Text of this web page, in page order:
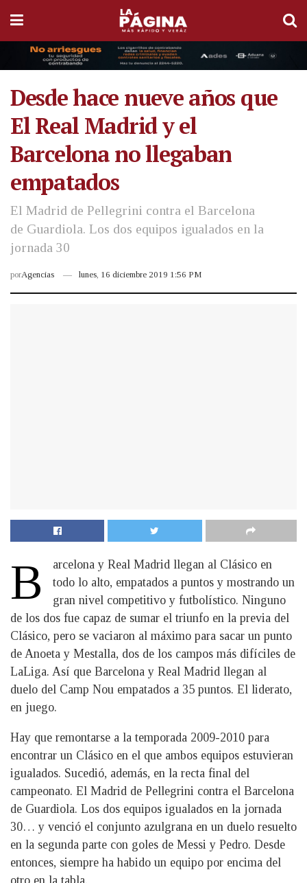
Desde hace nueve años que
El Real Madrid y el
Barcelona no llegaban
empatados
El Madrid de Pellegrini contra el Barcelona
de Guardiola. Los dos equipos igualados en la
jornada 30
porAgencias lunes, 16 diciembre 2019 1:56 PM
B
arcelona y Real Madrid llegan al Clásico en
todo lo alto, empatados a puntos y mostrando un
gran nivel competitivo y futbolístico. Ninguno
de los dos fue capaz de sumar el triunfo en la previa del
Clásico, pero se vaciaron al máximo para sacar un punto
de Anoeta y Mestalla, dos de los campos más difíciles de
LaLiga. Así que Barcelona y Real Madrid llegan al
duelo del Camp Nou empatados a 35 puntos. El liderato,
en juego.
Hay que remontarse a la temporada 2009-2010 para
encontrar un Clásico en el que ambos equipos estuvieran
igualados. Sucedió, además, en la recta final del
campeonato. El Madrid de Pellegrini contra el Barcelona
de Guardiola. Los dos equipos igualados en la jornada
30… y venció el conjunto azulgrana en un duelo resuelto
en la segunda parte con goles de Messi y Pedro. Desde
entonces, siempre ha habido un equipo por encima del